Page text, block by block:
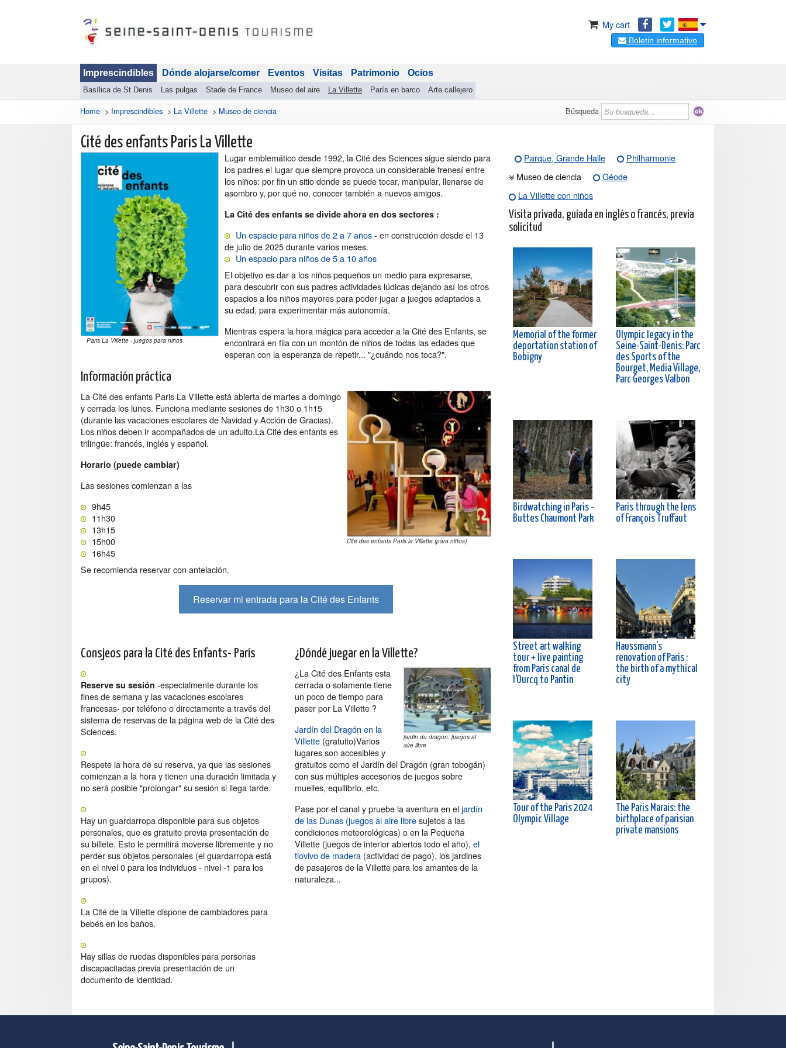
My cart
Boletin informativo
Imprescindibles
Basílica de St Denis Las pulgas Stade de France Museo del aire La Villette París en barco Arte callejero
Dónde alojarse/comer Eventos Visitas Patrimonio Ocios
Home > Imprescindibles > La Villette > Museo de ciencia Búsqueda
Cité des enfants Paris La Villette
Paris La Villette - juegos para niños
Lugar emblemático desde 1992, la Cité des Sciences sigue siendo para
los padres el lugar que siempre provoca un considerable frenesí entre
los niños: por fin un sitio donde se puede tocar, manipular, llenarse de
asombro y, por qué no, conocer también a nuevos amigos.
La Cité des enfants se divide ahora en dos sectores :
Un espacio para niños de 2 a 7 años- en construcción desde el 13
de julio de 2025 durante varios meses.
Un espacio para niños de 5 a 10 años
El objetivo es dar a los niños pequeños un medio para expresarse,
para descubrir con sus padres actividades lúdicas dejando así los otros
espacios a los niños mayores para poder jugar a juegos adaptados a
su edad, para experimentar más autonomía.
Mientras espera la hora mágica para acceder a la Cité des Enfants, se
encontrará en fila con un montón de niños de todas las edades que
esperan con la esperanza de repetir... "¿cuándo nos toca?".
Información práctica
Cité des enfants Paris la Villette (para niños)
La Cité des enfants Paris La Villette está abierta de martes a domingo
y cerrada los lunes. Funciona mediante sesiones de 1h30 o 1h15
(durante las vacaciones escolares de Navidad y Acción de Gracias).
Los niños deben ir acompañados de un adulto.La Cité des enfants es
trilingüe: francés, inglés y español.
Horario (puede cambiar)
Las sesiones comienzan a las
9h45
11h30
13h15
15h00
16h45
Se recomienda reservar con antelación.
Reservar mi entrada para la Cité des Enfants
Consjeos para la Cité des Enfants- París
Reserve su sesión -especialmente durante los
fines de semana y las vacaciones escolares
francesas- por teléfono o directamente a través del
sistema de reservas de la página web de la Cité des
Sciences.
Respete la hora de su reserva, ya que las sesiones
comienzan a la hora y tienen una duración limitada y
no será posible "prolongar" su sesión si llega tarde.
Hay un guardarropa disponible para sus objetos
personales, que es gratuito previa presentación de
su billete. Esto le permitirá moverse libremente y no
perder sus objetos personales (el guardarropa está
en el nivel 0 para los individuos - nivel -1 para los
grupos).
La Cité de la Villette dispone de cambiadores para
bebés en los baños.
Hay sillas de ruedas disponibles para personas
discapacitadas previa presentación de un
documento de identidad.
¿Dóndé juegar en la Villette?
jardin du dragon: juegos al
aire libre
¿La Cité des Enfants esta
cerrada o solamente tiene
un poco de tiempo para
paser por La Villette ?
Jardín del Dragón en la
Villette (gratuito)Varios
lugares son accesibles y
gratuitos como el Jardín del Dragón (gran tobogán)
con sus múltiples accesorios de juegos sobre
muelles, equilibrio, etc.
Pase por el canal y pruebe la aventura en eljardín
de las Dunas (juegos al aire libresujetos a las
condiciones meteorológicas) o en la Pequeña
Villette (juegos de interior abiertos todo el año), el
tiovivo de madera (actividad de pago), los jardines
de pasajeros de la Villette para los amantes de la
naturaleza...
Parque, Grande Halle
Philharmonie
Museo de ciencia
Géode
La Villette con niños
Visita privada, guiada en inglés o francés, previa
solicitud
Memorial of the former
deportation station of
Bobigny
Olympic legacy in the
Seine-Saint-Denis: Parc
des Sports of the
Bourget, Media Village,
Parc Georges Valbon
Birdwatching in Paris -
Buttes Chaumont Park
Paris through the lens
of François Truffaut
Street art walking
tour + live painting
from Paris canal de
l'Ourcq to Pantin
Haussmann's
renovation of Paris :
the birth of a mythical
city
Tour of the Paris 2024
Olympic Village
The Paris Marais: the
birthplace of parisian
private mansions